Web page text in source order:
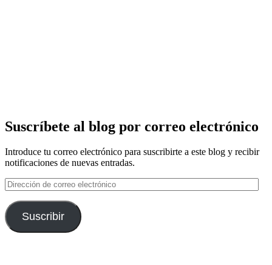
Suscríbete al blog por correo electrónico
Introduce tu correo electrónico para suscribirte a este blog y recibir
notificaciones de nuevas entradas.
Dirección
de
correo
electrónico
Suscribir